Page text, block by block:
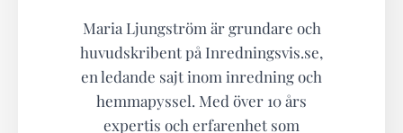
Maria Ljungström är grundare och
huvudskribent på Inredningsvis.se,
en ledande sajt inom inredning och
hemmapyssel. Med över 10 års
expertis och erfarenhet som